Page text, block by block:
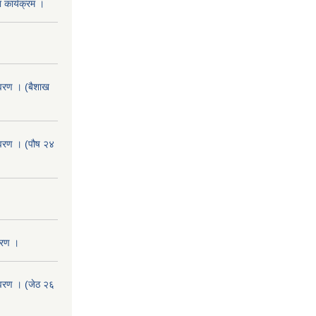
।
। (बैशाख
। (पौष २४
।
। (जेठ २६